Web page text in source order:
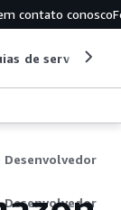
contato conosco
de serviço
Desenvolvedor
Desenvolvedor